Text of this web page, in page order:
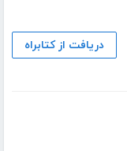
دریافت از کتابراه